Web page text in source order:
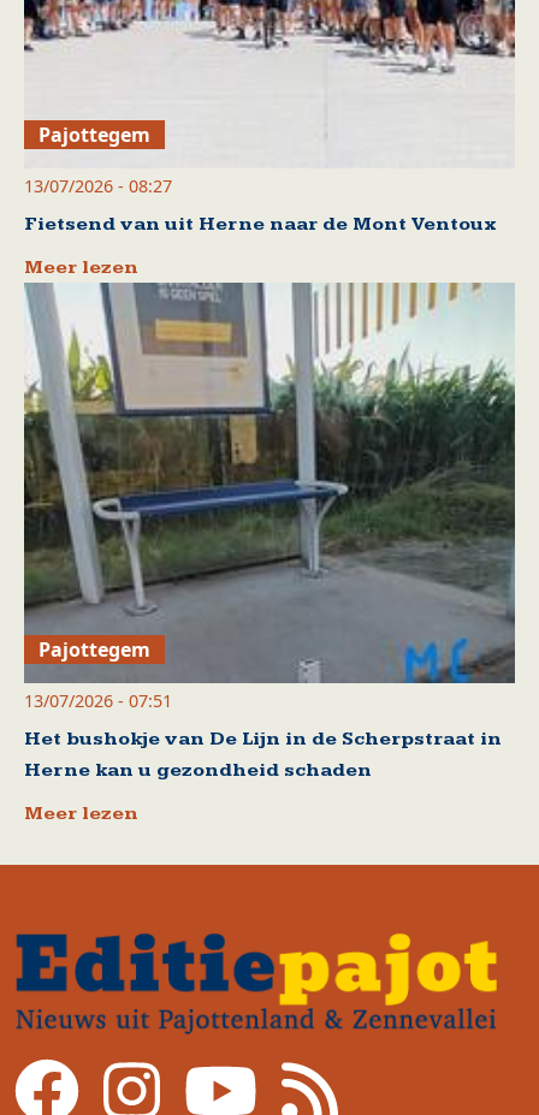
Pajottegem
13/07/2026 - 08:27
Fietsend van uit Herne naar de Mont Ventoux
Meer lezen
Pajottegem
13/07/2026 - 07:51
Het bushokje van De Lijn in de Scherpstraat in
Herne kan u gezondheid schaden
Meer lezen